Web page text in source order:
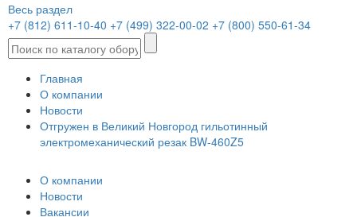
Весь раздел
+7 (812) 611-10-40 +7 (499) 322-00-02 +7 (800) 550-61-34
Главная
О компании
Новости
Отгружен в Великий Новгород гильотинный
электромеханический резак BW-460Z5
О компании
Новости
Вакансии